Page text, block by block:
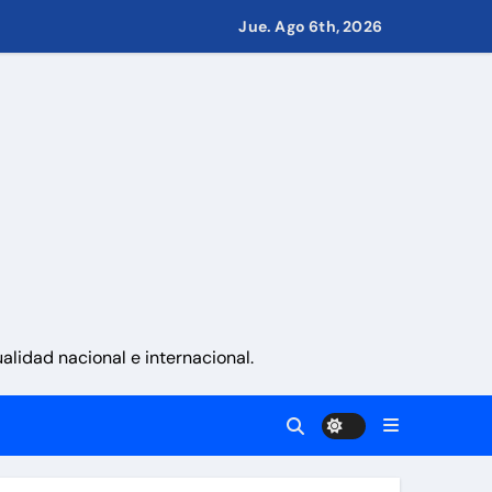
Guaira
Jue. Ago 6th, 2026
nacional e internacional.